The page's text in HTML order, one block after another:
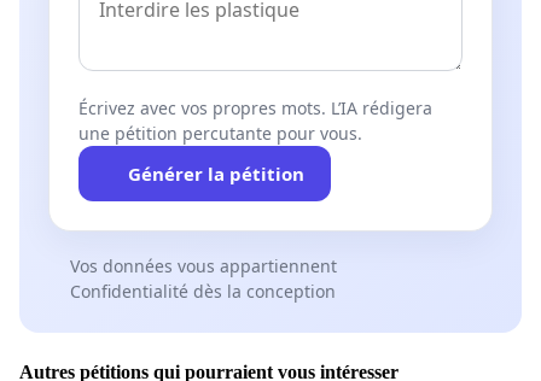
Écrivez avec vos propres mots. L’IA rédigera
une pétition percutante pour vous.
Générer la pétition
Vos données vous appartiennent
Confidentialité dès la conception
Autres pétitions qui pourraient vous intéresser